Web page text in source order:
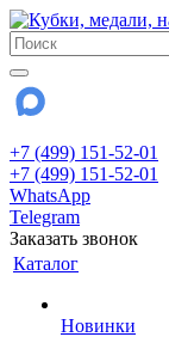
+7 (499) 151-52-01
+7 (499) 151-52-01
WhatsApp
Telegram
Заказать звонок
Каталог
Новинки